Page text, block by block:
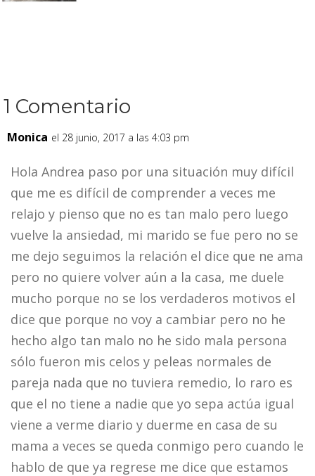
1 Comentario
Monica el 28 junio, 2017 a las 4:03 pm
Hola Andrea paso por una situación muy difícil
que me es difícil de comprender a veces me
relajo y pienso que no es tan malo pero luego
vuelve la ansiedad, mi marido se fue pero no se
me dejo seguimos la relación el dice que ne ama
pero no quiere volver aún a la casa, me duele
mucho porque no se los verdaderos motivos el
dice que porque no voy a cambiar pero no he
hecho algo tan malo no he sido mala persona
sólo fueron mis celos y peleas normales de
pareja nada que no tuviera remedio, lo raro es
que el no tiene a nadie que yo sepa actúa igual
viene a verme diario y duerme en casa de su
mama a veces se queda conmigo pero cuando le
hablo de que ya regrese me dice que estamos